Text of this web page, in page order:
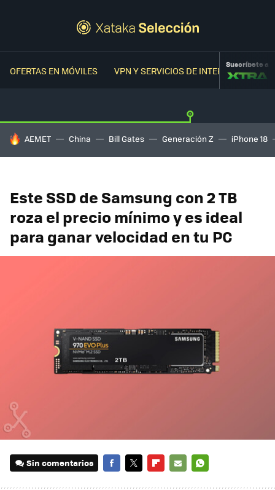
OFERTAS EN MÓVILES VPN Y SERVICIOS DE INTERNETSuscríbete a
HOY SE HABLA DE
AEMET China Bill Gates Generación Z iPhone 18
Este SSD de Samsung con 2 TB
roza el precio mínimo y es ideal
para ganar velocidad en tu PC
Sin comentarios